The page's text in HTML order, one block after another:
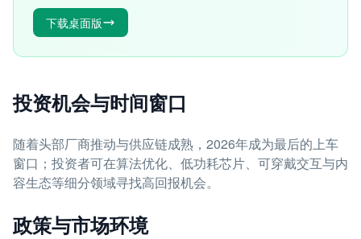
下载桌面版
投资机会与时间窗口
随着头部厂商推动与供应链成熟，2026年成为最后的上车
窗口；投资者可在算法优化、低功耗芯片、可穿戴交互与内
容生态等细分领域寻找高回报机会。
政策与市场环境